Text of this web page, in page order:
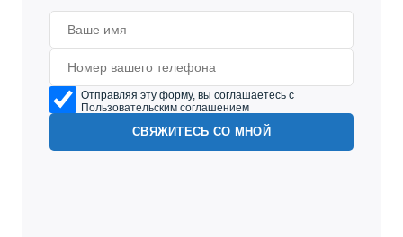
Отправляя эту форму, вы соглашаетесь с
Пользовательским соглашением